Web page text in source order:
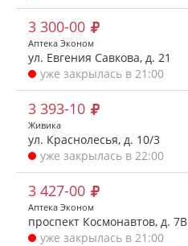
3 300-00
Аптека Эконом
ул. Евгения Савкова, д. 21
уже закрылась в 21:00
3 393-10
Живика
ул. Краснолесья, д. 10/3
уже закрылась в 22:00
3 427-00
Аптека Эконом
проспект Космонавтов, д. 7В
уже закрылась в 21:00